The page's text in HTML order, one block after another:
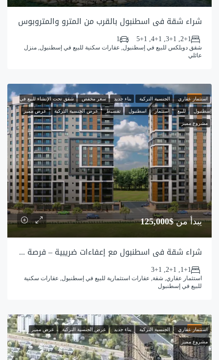
شراء شقة في اسطنبول بالقرب من المترو والمتروبوس
2+1, 3+1, 4+1, 5+1
1
شقق دوبلكس للبيع في إسطنبول, عقارات سكنية للبيع في إسطنبول, منزل
عائلي
مميز
استثمار عقاري الجنسية التركية بناء جديد سعر مخفض شقق تحت الإنشاء للبيع في
إسطنبول للبيع استثمار اسطنبول تقسيط عرض الجنسية التركية عرض مميز
مشروع مميز
يبدأ من$125,000
شراء شقة في اسطنبول مع إعفاءات ضريبية – فرصة لشراء شقة رخيصة في كوتشوك تشكمجه
1+1, 2+1, 3+1
استثمار عقاري, شقة, عقارات استثمارية للبيع في إسطنبول, عقارات سكنية
للبيع في إسطنبول
مميز
استثمار عقاري الجنسية التركية بناء جديد عرض الجنسية التركية عرض مميز
مشروع مميز